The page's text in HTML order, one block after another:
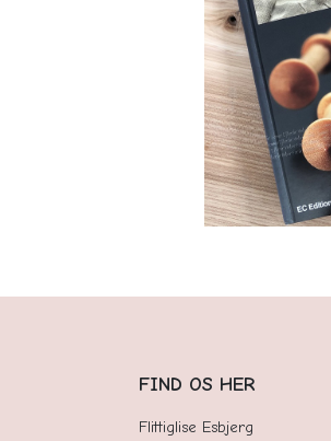
FIND OS HER
Flittiglise Esbjerg